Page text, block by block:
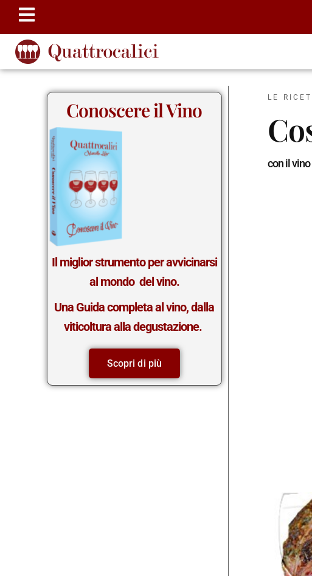
Conoscere il Vino
Il miglior strumento per avvicinarsi
al mondo del vino.
Una Guida completa al vino, dalla
viticoltura alla degustazione.
Scopri di più
LE
con il vino